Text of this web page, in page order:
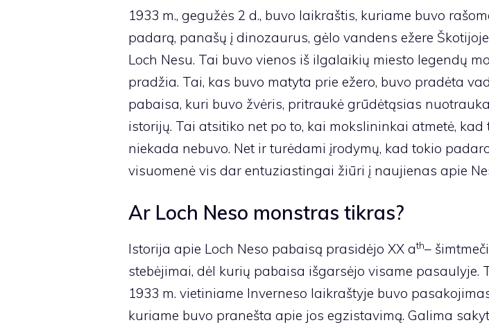
1933 m., gegužės 2 d., buvo laikraštis, kuriame buvo
padarą, panašų į dinozaurus, gėlo vandens ežere
Loch Nesu. Tai buvo vienos iš ilgalaikių miesto legendų
pradžia. Tai, kas buvo matyta prie ežero, buvo pradėta
pabaisa, kuri buvo žvėris, pritraukė grūdėtąsias
istorijų. Tai atsitiko net po to, kai mokslininkai atmetė, kad
niekada nebuvo. Net ir turėdami įrodymų, kad tokio
visuomenė vis dar entuziastingai žiūri į naujienas apie
Ar Loch Neso monstras tikras?
Istorija apie Loch Neso pabaisą prasidėjo XX ath–
stebėjimai, dėl kurių pabaisa išgarsėjo visame pasaulyje.
1933 m. vietiniame Inverneso laikraštyje buvo
kuriame buvo pranešta apie jos egzistavimą. Galima